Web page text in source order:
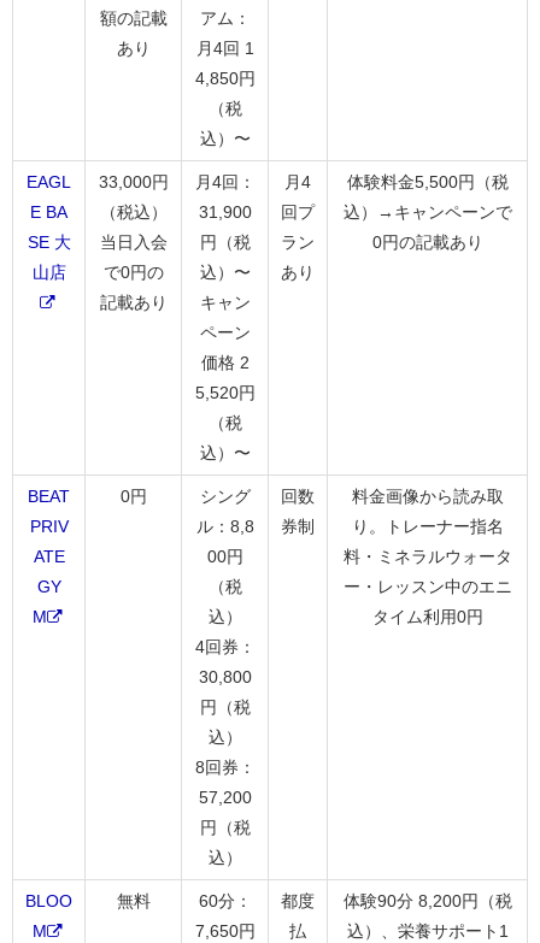
額の記載
あり
アム：
月4回 1
4,850円
（税
込）〜
EAGL
E BA
SE 大
山店
33,000円
（税込）
当日入会
で0円の
記載あり
月4回：
31,900
円（税
込）〜
キャン
ペーン
価格 2
5,520円
（税
込）〜
月4
回プ
ラン
あり
体験料金5,500円（税
込）→キャンペーンで
0円の記載あり
BEAT
PRIV
ATE
GY
M
0円
シング
ル：8,8
00円
（税
込）
4回券：
30,800
円（税
込）
8回券：
57,200
円（税
込）
回数
券制
料金画像から読み取
り。トレーナー指名
料・ミネラルウォータ
ー・レッスン中のエニ
タイム利用0円
BLOO
M
無料
60分：
7,650円
都度
払
体験90分 8,200円（税
込）、栄養サポート1